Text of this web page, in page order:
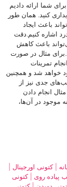
شما ارائه دادیم
کنید. همان طور
باعث ایجاد
اشاره کنیم.دقت
باعث کاهش
مثال در صورت
تمرینات
خواهد شد و همچنین
جدی نیز از
انجام دادن
موجود در آن‌ها،